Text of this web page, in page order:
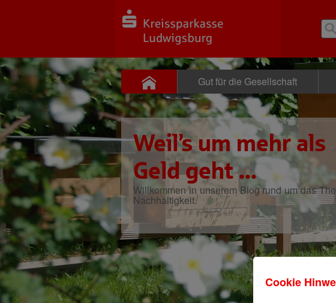
Gut für die Gesellschaft
Weil’s um mehr als
Geld geht ...
Willkommen in unserem Blog rund um das
Nachhaltigkeit.
Cookie